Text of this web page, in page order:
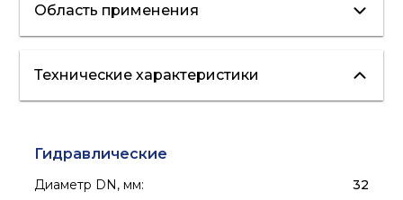
Область применения
отопление холодоснабжение
Технические характеристики
Гидравлические
Диаметр DN, мм:
32